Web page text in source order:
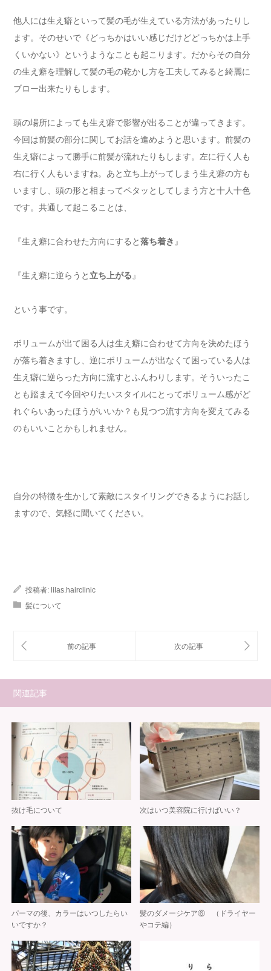
他人には生え癖といって髪の毛が生えている方法があったりし
ます。そのせいで《どっちかはいい感じだけどどっちかは上手
くいかない》というようなことも起こります。だからその自分
の生え癖を理解して髪の毛の乾かし方を工夫してみると綺麗に
ブロー出来たりもします。
頭の場所によっても生え癖で影響が出ることが違ってきます。
今回は前髪の部分に関してお話を進めようと思います。前髪の
生え癖によって勝手に前髪が流れたりもします。左に行く人も
右に行く人もいますね。あと立ち上がってしまう生え癖の方も
いますし、頭の形と相まってペタッとしてしまう方と十人十色
です。共通して起こることは、
『生え癖に合わせた方向にすると落ち着き 』
『生え癖に逆らうと 立ち上がる 』
という事です。
ボリュームが出て困る人は生え癖に合わせて方向を決めたほう
が落ち着きますし、逆にボリュームが出なくて困っている人は
生え癖に逆らった方向に流すとふんわりします。そういったこ
とも踏まえて今回やりたいスタイルにとってボリューム感がど
れぐらいあったほうがいいか？も見つつ流す方向を変えてみる
のもいいことかもしれません。
自分の特徴を生かして素敵にスタイリングできるようにお話し
ますので、気軽に聞いてください。
投稿者: lilas.hairclinic
髪について
関連記事
抜け毛について 次はいつ美容院に行けばいい？
パーマの後、カラーはいつしたらい
いですか？
髪のダメージケア⑥ （ドライヤー
やコテ編）